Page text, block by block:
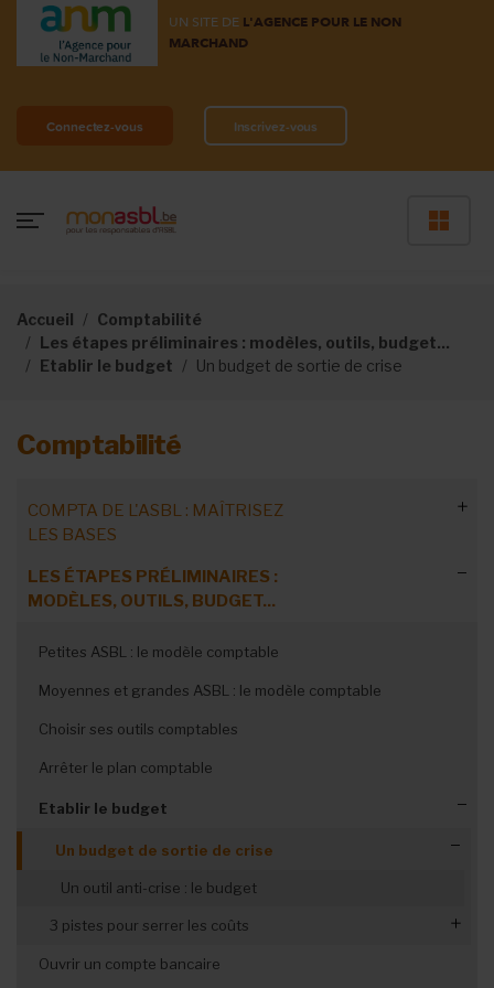
UN SITE DE L'AGENCE POUR LE NON
MARCHAND
Connectez-vous Inscrivez-vous
Accueil
Comptabilité
Les étapes préliminaires : modèles, outils, budget...
Etablir le budget
Un budget de sortie de crise
Comptabilité
COMPTA DE L'ASBL : MAÎTRISEZ
LES BASES
Comprendre les concepts-clés
Les acteurs de la comptabilité
Les catégories d’ASBL
Les différentes étapes de la compta
LES ÉTAPES PRÉLIMINAIRES :
MODÈLES, OUTILS, BUDGET...
Petites ASBL : le modèle comptable
Moyennes et grandes ASBL : le modèle comptable
Choisir ses outils comptables
Arrêter le plan comptable
Etablir le budget
Un budget de sortie de crise
Un outil anti-crise : le budget
3 pistes pour serrer les coûts
Quels coûts faut-il serrer ?
Ouvrir un compte bancaire